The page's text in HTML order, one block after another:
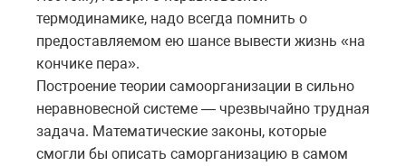
термодинамике, надо всегда помнить о
предоставляемом ею шансе вывести жизнь «на
кончике пера».
Построение теории самоорганизации в сильно
неравновесной системе — чрезвычайно трудная
задача. Математические законы, которые
смогли бы описать саморганизацию в самом